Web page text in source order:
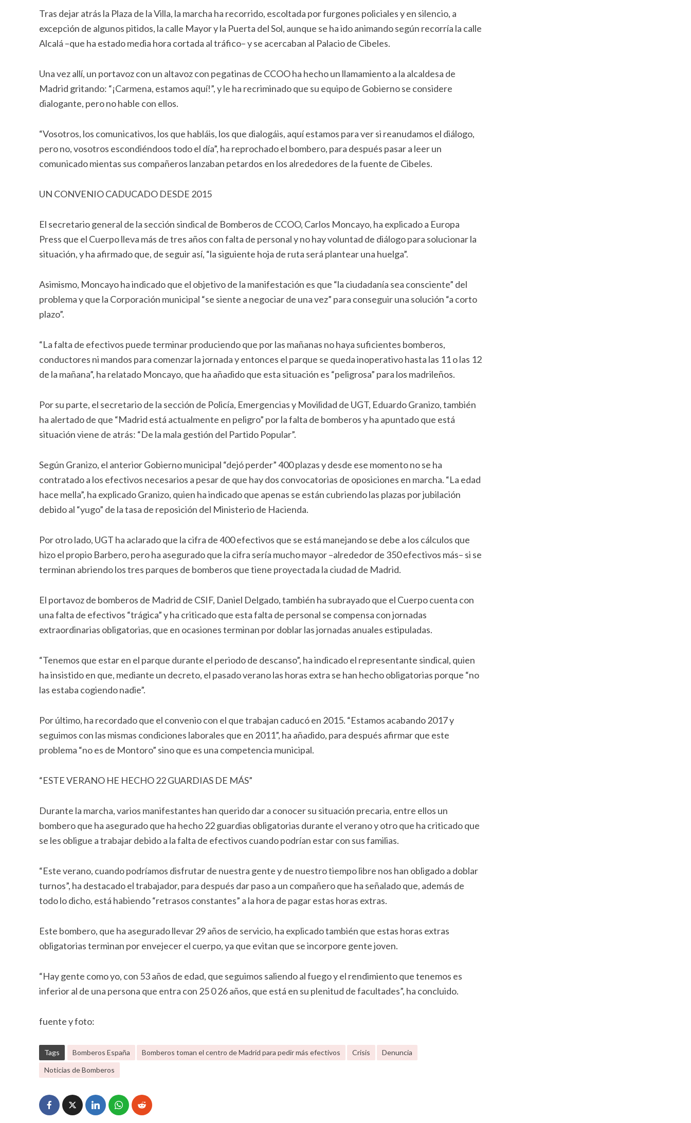
Tras dejar atrás la Plaza de la Villa, la marcha ha recorrido, escoltada por furgones policiales y en silencio, a
excepción de algunos pitidos, la calle Mayor y la Puerta del Sol, aunque se ha ido animando según recorría la calle
Alcalá –que ha estado media hora cortada al tráfico– y se acercaban al Palacio de Cibeles.
Una vez allí, un portavoz con un altavoz con pegatinas de CCOO ha hecho un llamamiento a la alcaldesa de
Madrid gritando: “¡Carmena, estamos aquí!”, y le ha recriminado que su equipo de Gobierno se considere
dialogante, pero no hable con ellos.
“Vosotros, los comunicativos, los que habláis, los que dialogáis, aquí estamos para ver si reanudamos el diálogo,
pero no, vosotros escondiéndoos todo el día”, ha reprochado el bombero, para después pasar a leer un
comunicado mientas sus compañeros lanzaban petardos en los alrededores de la fuente de Cibeles.
UN CONVENIO CADUCADO DESDE 2015
El secretario general de la sección sindical de Bomberos de CCOO, Carlos Moncayo, ha explicado a Europa
Press que el Cuerpo lleva más de tres años con falta de personal y no hay voluntad de diálogo para solucionar la
situación, y ha afirmado que, de seguir así, “la siguiente hoja de ruta será plantear una huelga”.
Asimismo, Moncayo ha indicado que el objetivo de la manifestación es que “la ciudadanía sea consciente” del
problema y que la Corporación municipal “se siente a negociar de una vez” para conseguir una solución “a corto
plazo”.
“La falta de efectivos puede terminar produciendo que por las mañanas no haya suficientes bomberos,
conductores ni mandos para comenzar la jornada y entonces el parque se queda inoperativo hasta las 11 o las 12
de la mañana”, ha relatado Moncayo, que ha añadido que esta situación es “peligrosa” para los madrileños.
Por su parte, el secretario de la sección de Policía, Emergencias y Movilidad de UGT, Eduardo Granizo, también
ha alertado de que “Madrid está actualmente en peligro” por la falta de bomberos y ha apuntado que está
situación viene de atrás: “De la mala gestión del Partido Popular”.
Según Granizo, el anterior Gobierno municipal “dejó perder” 400 plazas y desde ese momento no se ha
contratado a los efectivos necesarios a pesar de que hay dos convocatorias de oposiciones en marcha. “La edad
hace mella”, ha explicado Granizo, quien ha indicado que apenas se están cubriendo las plazas por jubilación
debido al “yugo” de la tasa de reposición del Ministerio de Hacienda.
Por otro lado, UGT ha aclarado que la cifra de 400 efectivos que se está manejando se debe a los cálculos que
hizo el propio Barbero, pero ha asegurado que la cifra sería mucho mayor –alrededor de 350 efectivos más– si se
terminan abriendo los tres parques de bomberos que tiene proyectada la ciudad de Madrid.
El portavoz de bomberos de Madrid de CSIF, Daniel Delgado, también ha subrayado que el Cuerpo cuenta con
una falta de efectivos “trágica” y ha criticado que esta falta de personal se compensa con jornadas
extraordinarias obligatorias, que en ocasiones terminan por doblar las jornadas anuales estipuladas.
“Tenemos que estar en el parque durante el periodo de descanso”, ha indicado el representante sindical, quien
ha insistido en que, mediante un decreto, el pasado verano las horas extra se han hecho obligatorias porque “no
las estaba cogiendo nadie”.
Por último, ha recordado que el convenio con el que trabajan caducó en 2015. “Estamos acabando 2017 y
seguimos con las mismas condiciones laborales que en 2011”, ha añadido, para después afirmar que este
problema “no es de Montoro” sino que es una competencia municipal.
“ESTE VERANO HE HECHO 22 GUARDIAS DE MÁS”
Durante la marcha, varios manifestantes han querido dar a conocer su situación precaria, entre ellos un
bombero que ha asegurado que ha hecho 22 guardias obligatorias durante el verano y otro que ha criticado que
se les obligue a trabajar debido a la falta de efectivos cuando podrían estar con sus familias.
“Este verano, cuando podríamos disfrutar de nuestra gente y de nuestro tiempo libre nos han obligado a doblar
turnos”, ha destacado el trabajador, para después dar paso a un compañero que ha señalado que, además de
todo lo dicho, está habiendo “retrasos constantes” a la hora de pagar estas horas extras.
Este bombero, que ha asegurado llevar 29 años de servicio, ha explicado también que estas horas extras
obligatorias terminan por envejecer el cuerpo, ya que evitan que se incorpore gente joven.
“Hay gente como yo, con 53 años de edad, que seguimos saliendo al fuego y el rendimiento que tenemos es
inferior al de una persona que entra con 25 0 26 años, que está en su plenitud de facultades”, ha concluido.
fuente y foto:
Tags Bomberos España Bomberos toman el centro de Madrid para pedir más efectivos Crisis
Denuncia
Noticias de Bomberos